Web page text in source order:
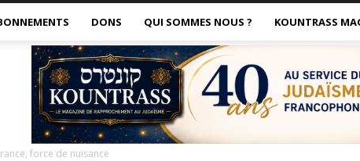
DONS QUI SOMMES NOUS ? KOUNTRASS
force de nuisance